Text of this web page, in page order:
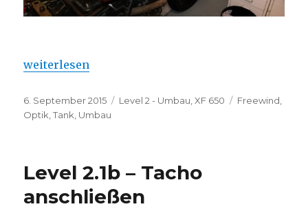
„Endlich einen netten Tank gefunden“
weiterlesen
Veröffentlicht
am
6. September 2015 Kategorien
Level 2 - Umbau ,XF 650 Schlagwörter
Freewind
Optik ,Tank Umbau
Level 2.1b – Tacho
anschließen